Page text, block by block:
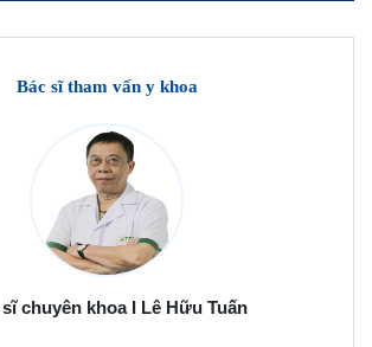
Bác sĩ tham vấn y khoa
chuyên khoa I Lê Hữu Tuấn